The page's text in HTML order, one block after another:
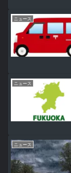
ニュース
ニュース
ニュース